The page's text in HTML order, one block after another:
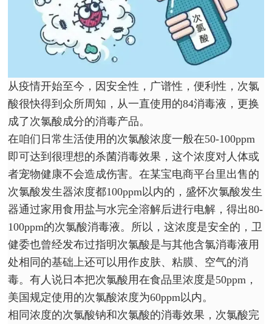
从疫情开始至今，因安全性，广谱性，便利性，次氯
酸很快得到众所周知，从一直使用的84消毒液，更换
成了次氯酸成分的消毒产品。
在咱们日常生活使用的次氯酸浓度一般在50-100ppm
即可达到很理想的杀菌消毒效果，这个浓度对人体或
者宠物健康不会造成伤害。在某宝电商平台里出售的
次氯酸发生器浓度都100ppm以内的，盛怀次氯酸发生
器通过家用食用盐与水完全溶解后进行电解，得出80-
100ppm的次氯酸消毒液。所以，这浓度是安全的，卫
健委也曾经发布过指明次氯酸是与其他含氯消毒液用
处相同的基础上还可以用作皮肤、粘膜、空气的消
毒。有人说日本把次氯酸用在食品里浓度是50ppm，
美国规定使用的次氯酸浓度为60ppm以内。
相同浓度的次氯酸钠和次氯酸的消毒效果，次氯酸完